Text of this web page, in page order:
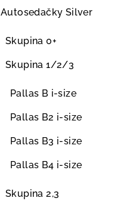
Autosedačky Silver
Skupina 0+
Skupina 1/2/3
Pallas B i-size
Pallas B2 i-size
Pallas B3 i-size
Pallas B4 i-size
Skupina 2,3